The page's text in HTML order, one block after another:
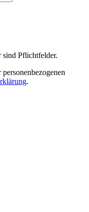
sind Pflichtfelder.
.